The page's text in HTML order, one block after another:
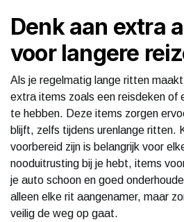
Denk aan extra
voor langere
Als je regelmatig lange ritten
extra items zoals een reisdeken of
te hebben. Deze items zorgen
blijft, zelfs tijdens urenlange ritten.
voorbereid zijn is belangrijk voor
nooduitrusting bij je hebt, items
je auto schoon en goed
alleen elke rit aangenamer, maar
veilig de weg op gaat.